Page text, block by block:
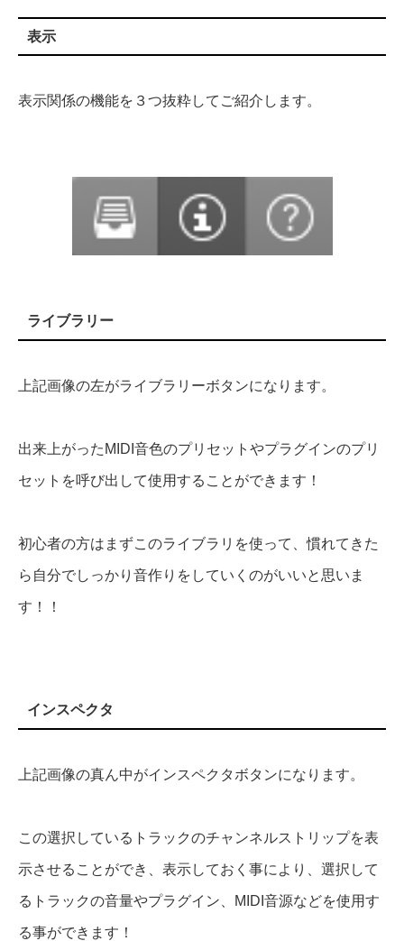
表示
表示関係の機能を３つ抜粋してご紹介します。
ライブラリー
上記画像の左がライブラリーボタンになります。
出来上がったMIDI音色のプリセットやプラグインのプリ
セットを呼び出して使用することができます！
初心者の方はまずこのライブラリを使って、慣れてきた
ら自分でしっかり音作りをしていくのがいいと思いま
す！！
インスペクタ
上記画像の真ん中がインスペクタボタンになります。
この選択しているトラックのチャンネルストリップを表
示させることができ、表示しておく事により、選択して
るトラックの音量やプラグイン、MIDI音源などを使用す
る事ができます！